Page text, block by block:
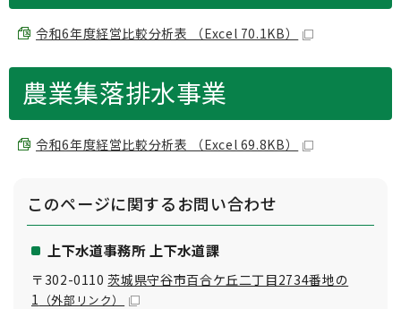
令和6年度経営比較分析表 （Excel 70.1KB）
農業集落排水事業
令和6年度経営比較分析表 （Excel 69.8KB）
このページに関するお問い合わせ
上下水道事務所 上下水道課
〒302-0110茨城県守谷市百合ケ丘二丁目2734番地の
1 （外部リンク）